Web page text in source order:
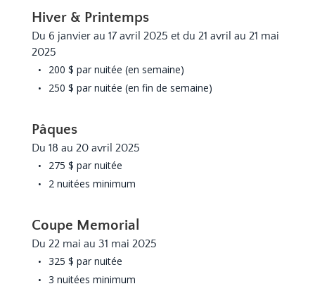
Hiver & Printemps
Du 6 janvier au 17 avril 2025 et du 21 avril au 21 mai
2025
200 $ par nuitée (en semaine)
250 $ par nuitée (en fin de semaine)
Pâques
Du 18 au 20 avril 2025
275 $ par nuitée
2 nuitées minimum
Coupe Memorial
Du 22 mai au 31 mai 2025
325 $ par nuitée
3 nuitées minimum